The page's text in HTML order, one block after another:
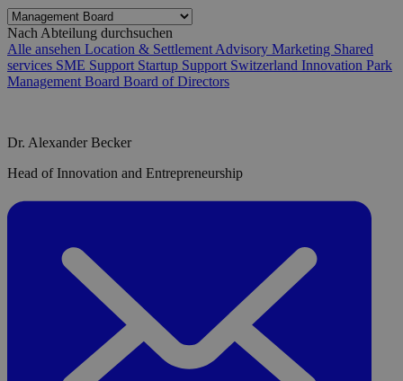
Nach Abteilung durchsuchen
Alle ansehen Location & Settlement Advisory Marketing Shared
services SME Support Startup Support Switzerland Innovation Park
Management Board Board of Directors
Dr. Alexander Becker
Head of Innovation and Entrepreneurship